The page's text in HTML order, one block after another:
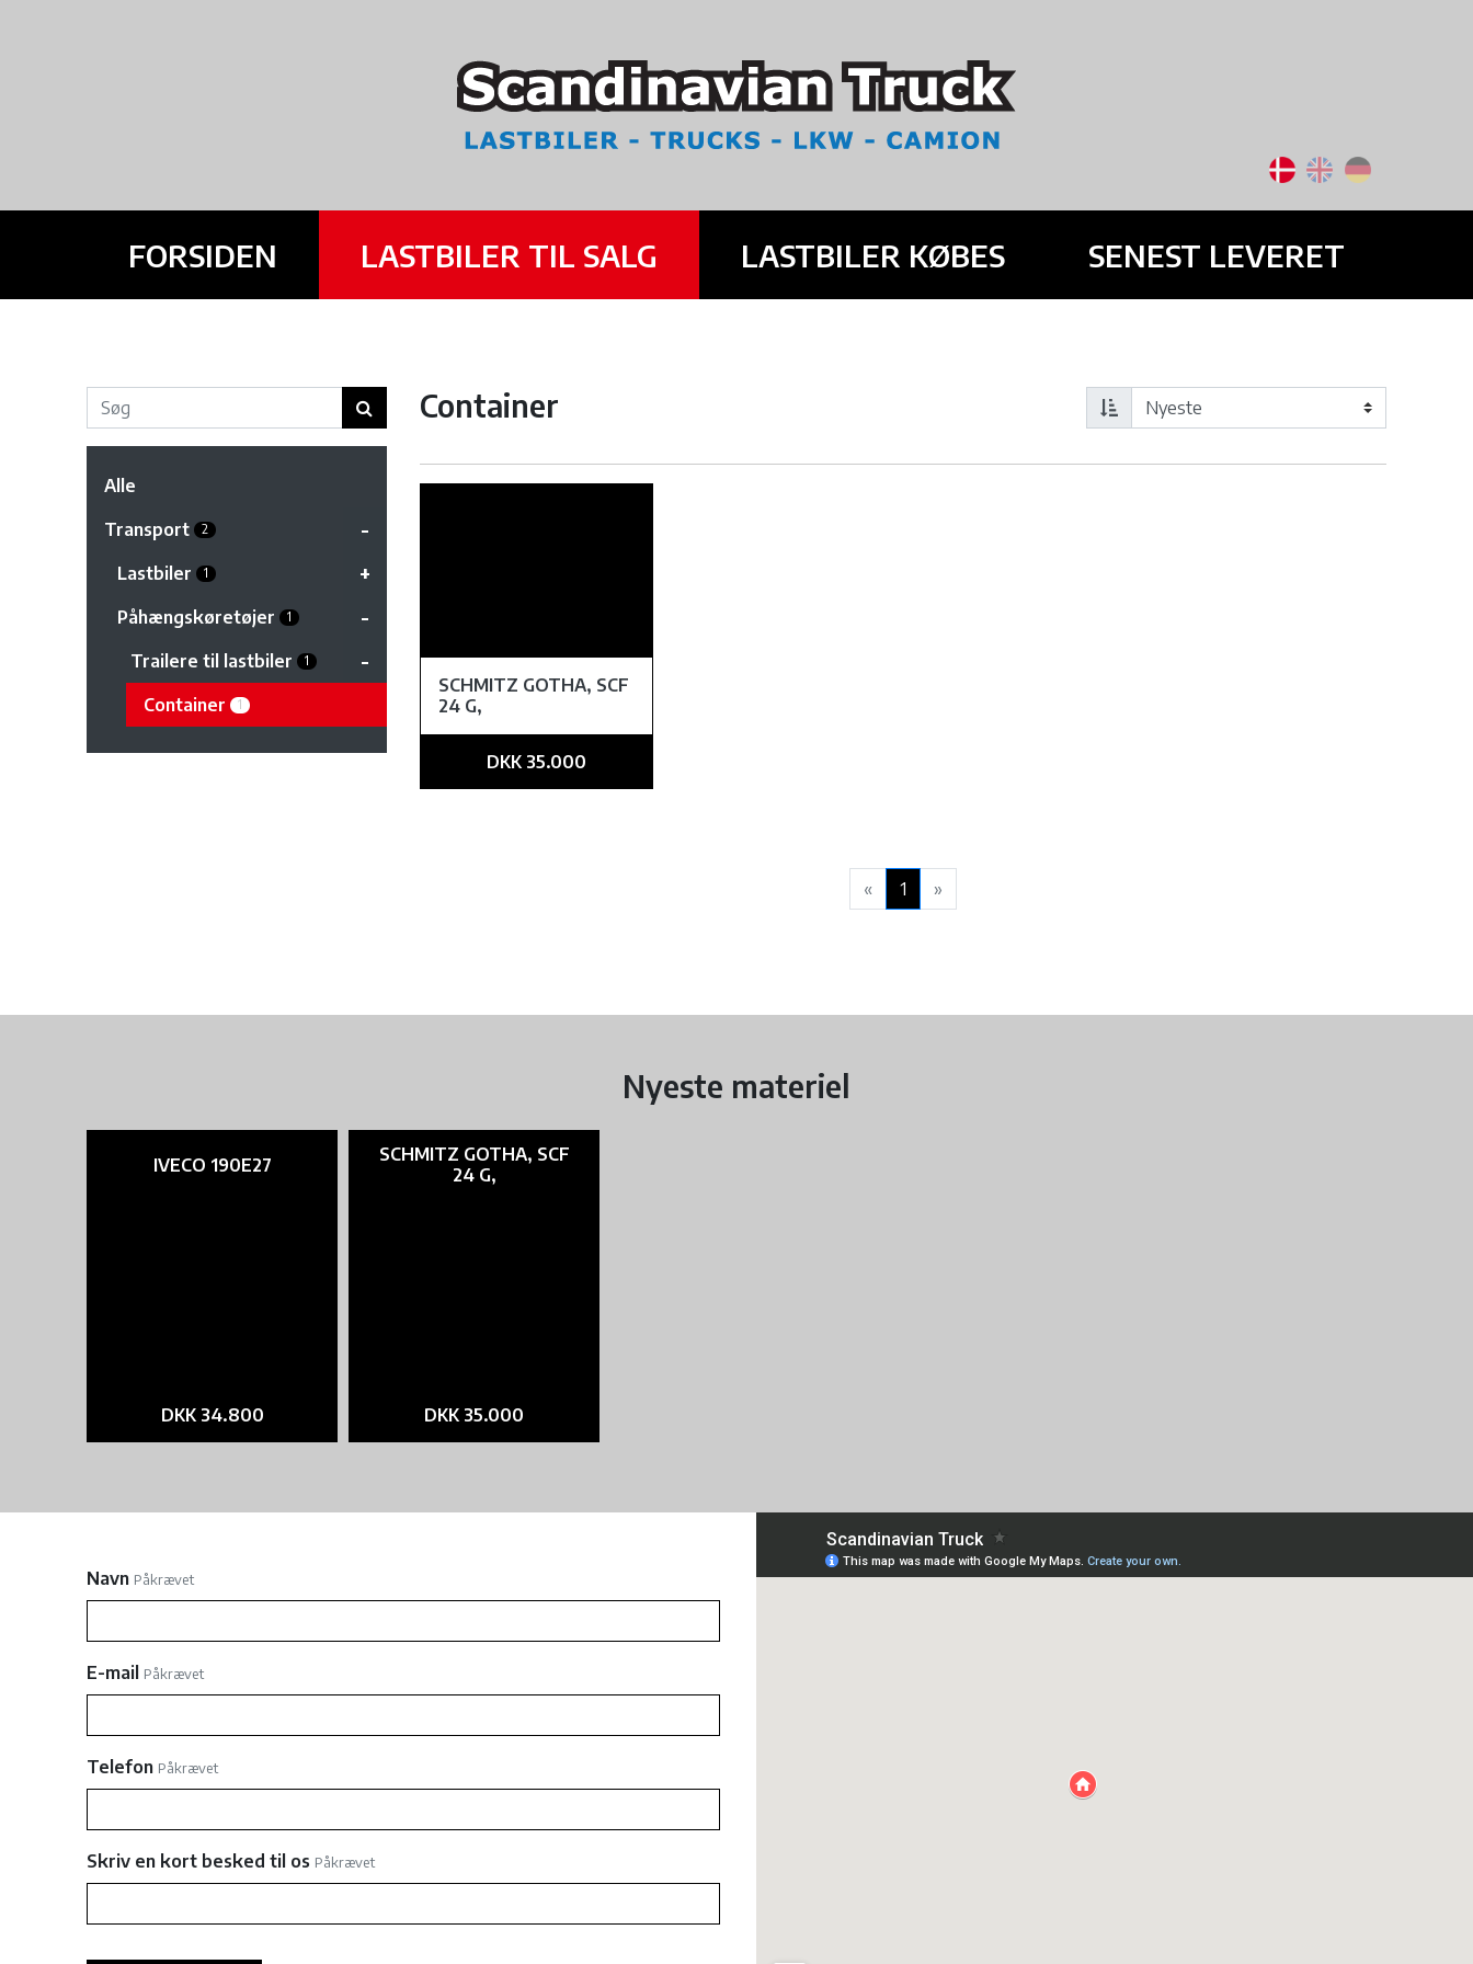
FORSIDEN LASTBILER TIL SALG LASTBILER KØBES SENEST LEVERET
Alle
Transport
2
Lastbiler 1
Påhængskøretøjer 1
Trailere til lastbiler 1
Container 1
Container
SCHMITZ GOTHA, SCF
24 G,
DKK 35.000
« 1 »
Nyeste materiel
IVECO 190E27
DKK 34.800
SCHMITZ GOTHA, SCF
24 G,
DKK 35.000
Navn Påkrævet
E-mail Påkrævet
Telefon Påkrævet
Skriv en kort besked til os Påkrævet